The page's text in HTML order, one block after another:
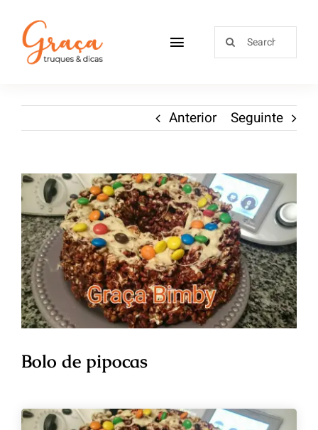
Receitas
Sobre
Loja
Blog
Contactos
Anterior Seguinte
Bolo de pipocas